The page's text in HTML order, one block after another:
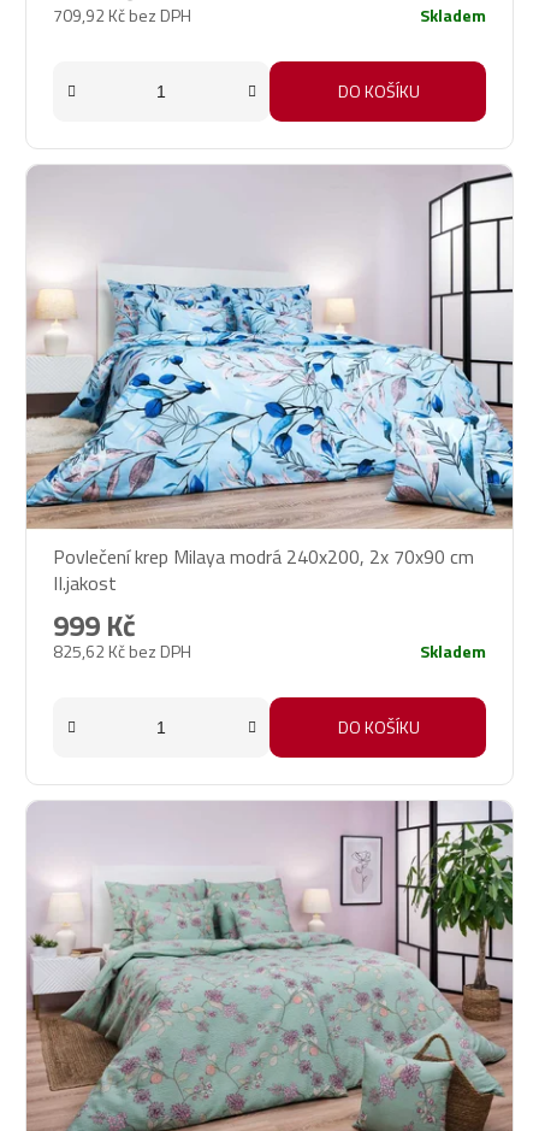
709,92 Kč bez DPH Skladem
DO KOŠÍKU
Povlečení krep Milaya modrá 240x200, 2x 70x90 cm
II.jakost
825,62 Kč bez DPH
999 Kč
Skladem
DO KOŠÍKU